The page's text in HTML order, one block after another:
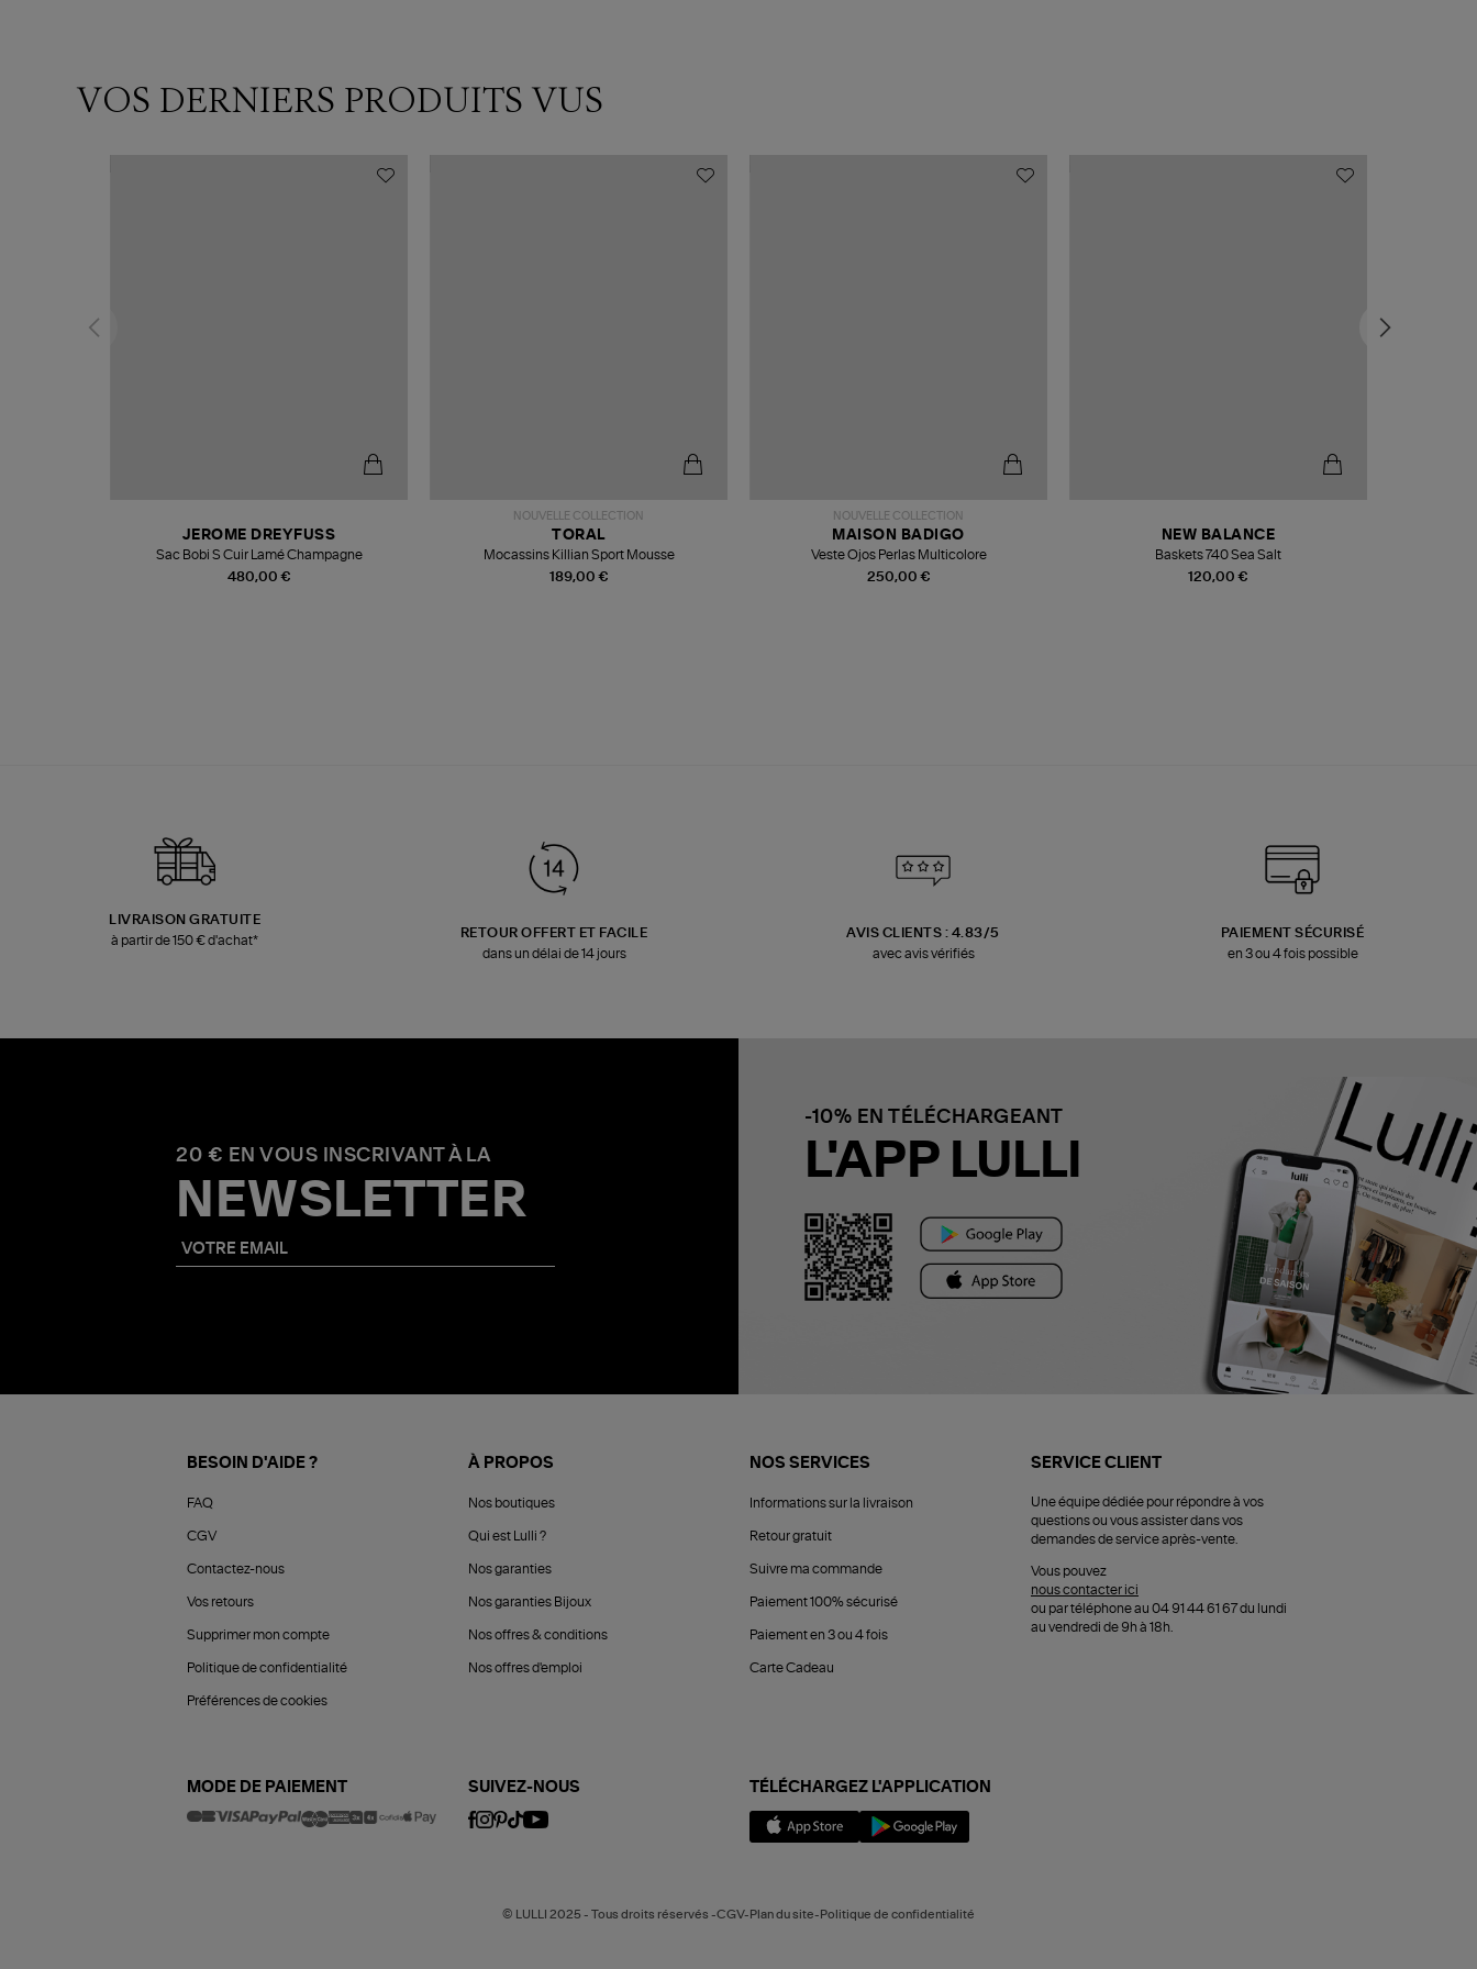
VOS DERNIERS PRODUITS VUS
480,00 €
JEROME DREYFUSS
Sac Bobi S Cuir Lamé Champagne
NOUVELLE COLLECTION
189,00 €
TORAL
Mocassins Killian Sport Mousse
NOUVELLE COLLECTION
250,00 €
MAISON BADIGO
Veste Ojos Perlas Multicolore
120,00 €
NEW BALANCE
Baskets 740 Sea Salt
LIVRAISON GRATUITE
à partir de 150 € d'achat*
RETOUR OFFERT ET FACILE
dans un délai de 14 jours
AVIS CLIENTS : 4.83/5
avec avis vérifiés
PAIEMENT SÉCURISÉ
en 3 ou 4 fois possible
20 € EN VOUS INSCRIVANT À LA
NEWSLETTER
-10% EN TÉLÉCHARGEANT
L'APP LULLI
BESOIN D'AIDE ?
FAQ
CGV
Contactez-nous
Vos retours
Supprimer mon compte
Politique de confidentialité
Préférences de cookies
À PROPOS
Nos boutiques
Qui est Lulli ?
Nos garanties
Nos garanties Bijoux
Nos offres & conditions
Nos offres d'emploi
NOS SERVICES
Informations sur la livraison
Retour gratuit
Suivre ma commande
Paiement 100% sécurisé
Paiement en 3 ou 4 fois
Carte Cadeau
SERVICE CLIENT
Une équipe dédiée pour répondre à vos
questions ou vous assister dans vos
demandes de service après-vente.
Vous pouvez
nous contacter ici
ou par téléphone au 04 91 44 61 67 du lundi
au vendredi de 9h à 18h.
MODE DE PAIEMENT SUIVEZ-NOUS TÉLÉCHARGEZ L'APPLICATION
© LULLI 2025 - Tous droits réservés -CGV-Plan du site-Politique de confidentialité